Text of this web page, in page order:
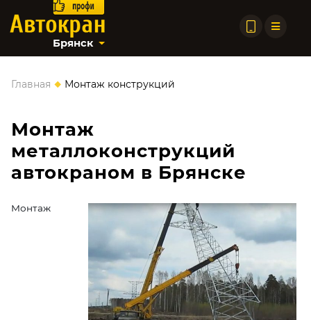
Брянск
Главная ◆ Монтаж конструкций
Монтаж
металлоконструкций
автокраном в Брянске
Монтаж